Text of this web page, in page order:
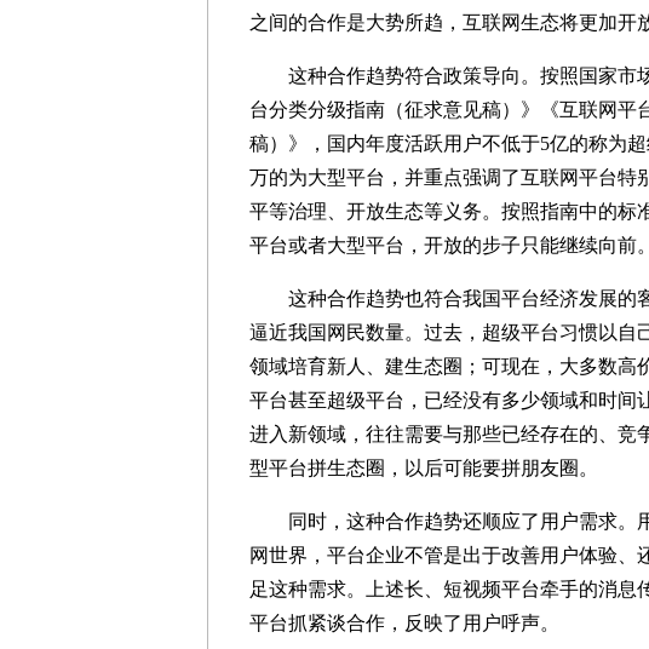
之间的合作是大势所趋，互联网生态将更加开
这种合作趋势符合政策导向。按照国家市
台分类分级指南（征求意见稿）》《互联网平
稿）》，国内年度活跃用户不低于5亿的称为
万的为大型平台，并重点强调了互联网平台特
平等治理、开放生态等义务。按照指南中的标
平台或者大型平台，开放的步子只能继续向前。
这种合作趋势也符合我国平台经济发展的
逼近我国网民数量。过去，超级平台习惯以自
领域培育新人、建生态圈；可现在，大多数高
平台甚至超级平台，已经没有多少领域和时间
进入新领域，往往需要与那些已经存在的、竞
型平台拼生态圈，以后可能要拼朋友圈。
同时，这种合作趋势还顺应了用户需求。
网世界，平台企业不管是出于改善用户体验
足这种需求。上述长、短视频平台牵手的消息
平台抓紧谈合作，反映了用户呼声。